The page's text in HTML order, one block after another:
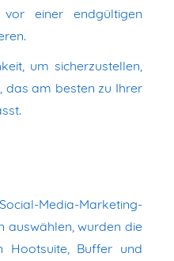
einer endgültigen
um sicherzustellen,
das am besten zu Ihrer
Media-Marketing-
auswählen, wurden die
Hootsuite, Buffer und